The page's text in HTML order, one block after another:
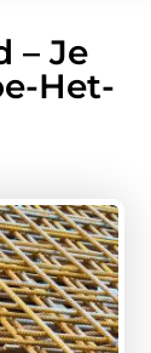
– Je
Het-